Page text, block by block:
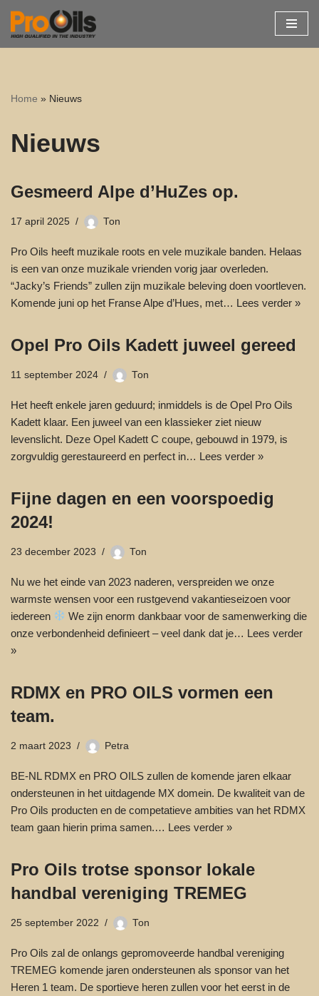
Ga
Home » Nieuws
Nieuws
Gesmeerd Alpe d’HuZes op.
17 april 2025 Ton
Pro Oils heeft muzikale roots en vele muzikale banden. Helaas
is een van onze muzikale vrienden vorig jaar overleden.
“Jacky’s Friends” zullen zijn muzikale beleving doen voortleven.
Komende juni op het Franse Alpe d’Hues, met… Lees verder »
Opel Pro Oils Kadett juweel gereed
11 september 2024 Ton
Het heeft enkele jaren geduurd; inmiddels is de Opel Pro Oils
Kadett klaar. Een juweel van een klassieker ziet nieuw
levenslicht. Deze Opel Kadett C coupe, gebouwd in 1979, is
zorgvuldig gerestaureerd en perfect in… Lees verder »
Fijne dagen en een voorspoedig
2024!
23 december 2023 Ton
Nu we het einde van 2023 naderen, verspreiden we onze
warmste wensen voor een rustgevend vakantieseizoen voor
iedereen
We zijn enorm dankbaar voor de samenwerking die
onze verbondenheid definieert – veel dank dat je… Lees verder
»
RDMX en PRO OILS vormen een
team.
2 maart 2023 Petra
BE-NL RDMX en PRO OILS zullen de komende jaren elkaar
ondersteunen in het uitdagende MX domein. De kwaliteit van de
Pro Oils producten en de competatieve ambities van het RDMX
team gaan hierin prima samen.… Lees verder »
Pro Oils trotse sponsor lokale
handbal vereniging TREMEG
25 september 2022 Ton
Pro Oils zal de onlangs gepromoveerde handbal vereniging
TREMEG komende jaren ondersteunen als sponsor van het
Heren 1 team. De sportieve heren zullen voor het eerst in de